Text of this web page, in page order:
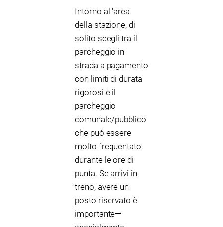
Intorno all'area
della stazione, di
solito scegli tra il
parcheggio in
strada a pagamento
con limiti di durata
rigorosi e il
parcheggio
comunale/pubblico
che può essere
molto frequentato
durante le ore di
punta. Se arrivi in
treno, avere un
posto riservato è
importante—